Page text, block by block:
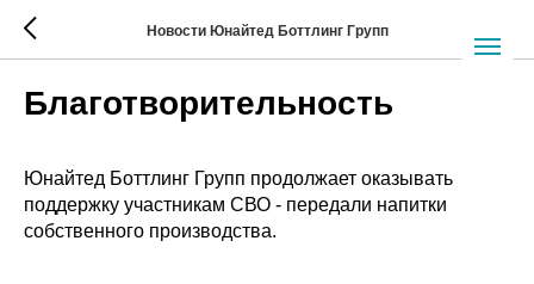
Новости Юнайтед Боттлинг Групп
Благотворительность
Юнайтед Боттлинг Групп продолжает оказывать
поддержку участникам СВО - передали напитки
собственного производства.